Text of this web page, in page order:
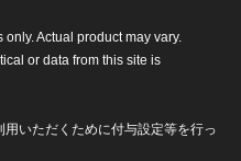
Actual product may vary.
or data from this site is
いただくために付与設定等を行っ